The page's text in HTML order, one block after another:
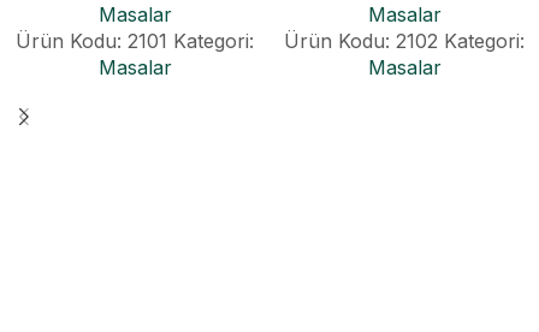
Masalar
Ürün Kodu: 2101 Kategori:
Masalar
Masalar
Ürün Kodu: 2102 Kategori:
Masalar